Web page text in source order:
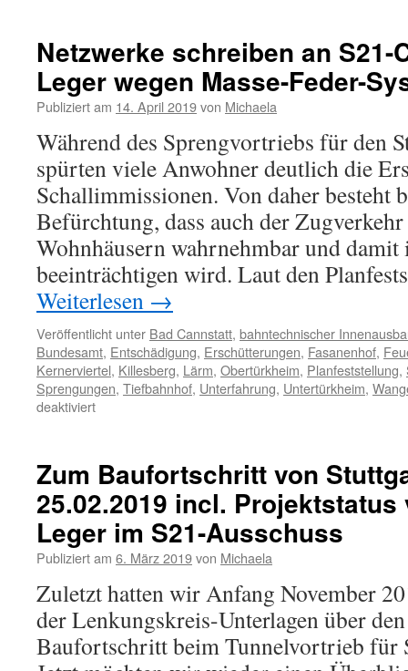
Netzwerke schreiben an S21-
Leger wegen Masse-Feder-
Publiziert am 14. April 2019von Michaela
Während des Sprengvortriebs für den
spürten viele Anwohner deutlich die
Schallimmissionen. Von daher besteht
Befürchtung, dass auch der
Wohnhäusern wahrnehmbar und
beeinträchtigen wird. Laut den
Weiterlesen →
Veröffentlicht unter Bad Cannstatt, bahntechnischer
Bundesamt, Entschädigung, Erschütterungen, Fasanenhof,
Kernerviertel, Killesberg, Lärm, Obertürkheim, Planfeststellung,
Sprengungen, Tiefbahnhof, Unterfahrung, Untertürkheim,
deaktiviert
Zum Baufortschritt von
25.02.2019 incl. Projektstatus
Leger im S21-Ausschuss
Publiziert am 6. März 2019von Michaela
Zuletzt hatten wir Anfang November
der Lenkungskreis-Unterlagen über
Baufortschritt beim Tunnelvortrieb für